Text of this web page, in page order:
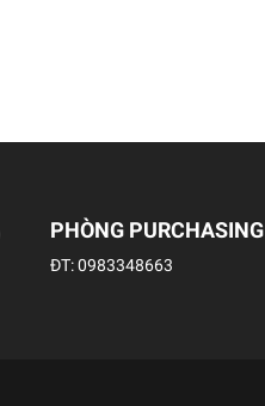
PHÒNG PURCHASING
ĐT:0983348663